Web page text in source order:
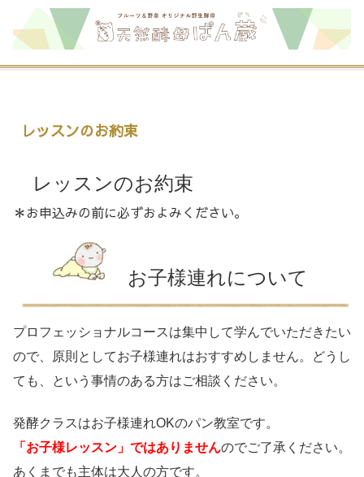
レッスンのお約束
レッスンのお約束
＊お申込みの前に必ずおよみください。
お子様連れについて
プロフェッショナルコースは集中して学んでいただきたい
ので、原則としてお子様連れはおすすめしません。どうし
ても、という事情のある方はご相談ください。
発酵クラスはお子様連れOKのパン教室です。
「お子様レッスン」ではありませんのでご了承ください。
あくまでも主体は大人の方です。